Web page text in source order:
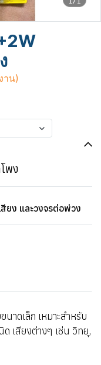
าน)
พง
ยง และวงจรต่อพ่วง
นาดเล็ก เหมาะสำหรับ
เสียงต่างๆ เช่น วิทยุ,